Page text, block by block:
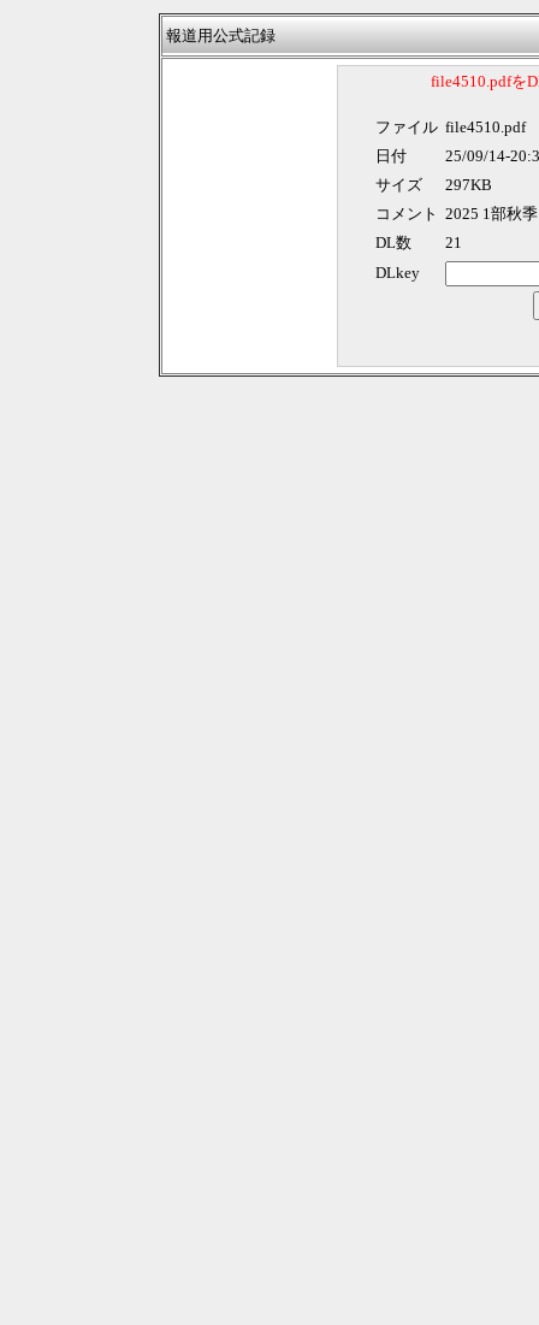
報道用公式記録
file4510.pdfを
ファイル file4510.pdf
日付
25/09/14-
サイズ
297KB
コメント 2025 1部秋
DL数
21
DLkey